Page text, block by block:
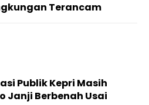
Terancam
Publik Kepri Masih
Janji Berbenah Usai